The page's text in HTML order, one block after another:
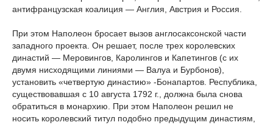
антифранцузская коалиция — Англия, Австрия и Россия.
При этом Наполеон бросает вызов англосаксонской части
западного проекта. Он решает, после трех королевских
династий — Меровингов, Каролингов и Капетингов (с их
двумя нисходящими линиями — Валуа и Бурбонов),
установить «четвертую династию» -Бонапартов. Республика,
существовавшая с 10 августа 1792 г., должна была снова
обратиться в монархию. При этом Наполеон решил не
носить королевский титул подобно предыдущим династиям,